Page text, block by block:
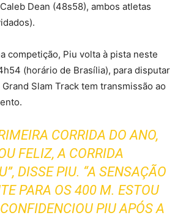
Dean (48s58), ambos atletas
competição, Piu volta à pista neste
(horário de Brasília), para disputar
Slam Track tem transmissão ao
CORRIDA DO ANO,
FELIZ, A CORRIDA
DISSE PIU. “A SENSAÇÃO
PARA OS 400 M. ESTOU
PIU APÓS A